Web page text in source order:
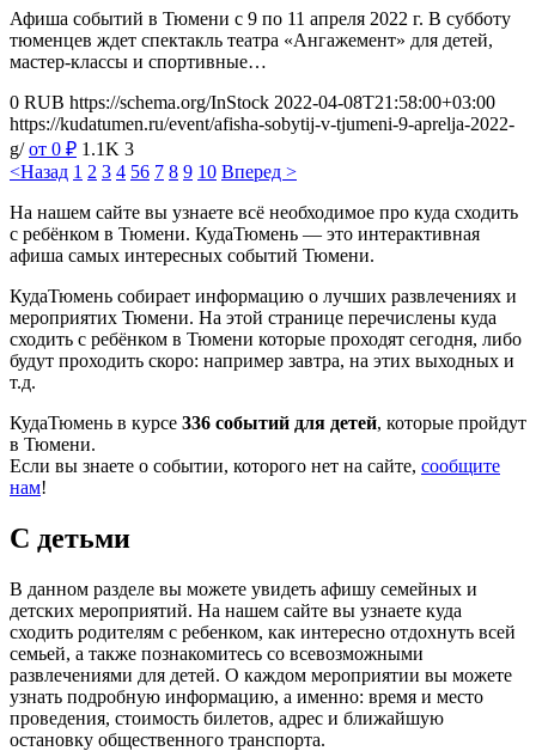
Афиша событий в Тюмени с 9 по 11 апреля 2022 г. В субботу
тюменцев ждет спектакль театра «Ангажемент» для детей,
мастер-классы и спортивные…
0 RUB https://schema.org/InStock 2022-04-08T21:58:00+03:00
https://kudatumen.ru/event/afisha-sobytij-v-tjumeni-9-aprelja-2022-
g/ от 0 ₽ 1.1K 3
<Назад 1 2 3 4 56 7 8 9 10 Вперед >
На нашем сайте вы узнаете всё необходимое про куда сходить
с ребёнком в Тюмени. КудаТюмень — это интерактивная
афиша самых интересных событий Тюмени.
КудаТюмень собирает информацию о лучших развлечениях и
мероприятих Тюмени. На этой странице перечислены куда
сходить с ребёнком в Тюмени которые проходят сегодня, либо
будут проходить скоро: например завтра, на этих выходных и
т.д.
КудаТюмень в курсе 336 событий для детей, которые пройдут
в Тюмени.
Если вы знаете о событии, которого нет на сайте, сообщите
нам!
С детьми
В данном разделе вы можете увидеть афишу семейных и
детских мероприятий. На нашем сайте вы узнаете куда
сходить родителям с ребенком, как интересно отдохнуть всей
семьей, а также познакомитесь со всевозможными
развлечениями для детей. О каждом мероприятии вы можете
узнать подробную информацию, а именно: время и место
проведения, стоимость билетов, адрес и ближайшую
остановку общественного транспорта.